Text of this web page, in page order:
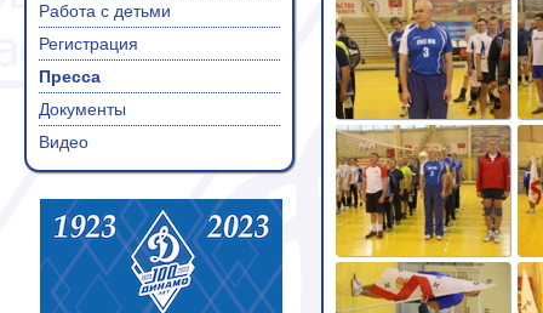
Работа с детьми
Регистрация
Пресса
Документы
Видео